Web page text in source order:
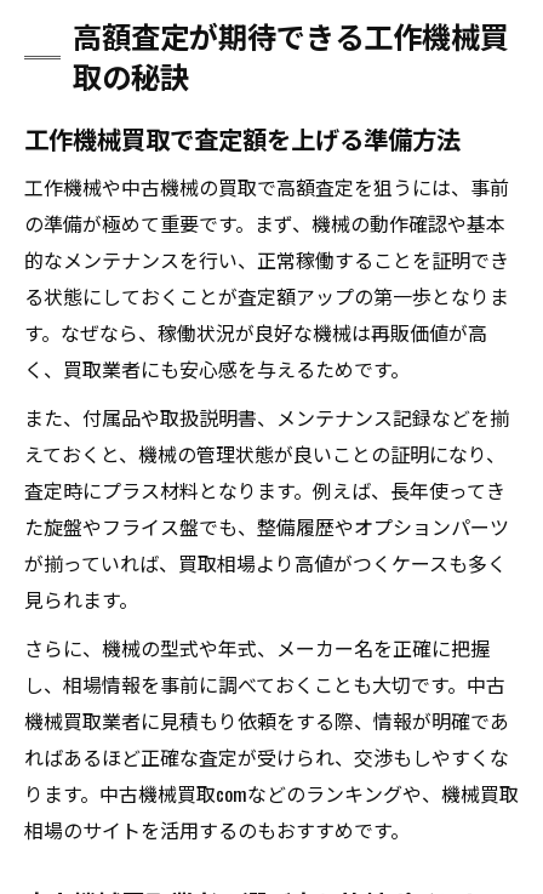
中古機械売却で失敗しないタイミングの見極め
方
工作機械買取に適した売却時期の考え方
中古機械買取ランキングを活かした判断基
市場動向から見る工場機械買取の最適タイ
ミング
買取相場の変動と売却タイミングの関係性
口コミや評判から売り時を見極める方法
工場機械を高く売るための準備ポイント徹底解
説
工作機械買取前に確認すべき整備内容
中古機械買取で評価される付属品とは
工場機械買取で書類管理が重要な理由
中古機械買取com口コミに学ぶ準備術
工場機械買取で写真撮影のポイントを解説
古い機械の買取で価格アップを狙う方法
古い機械買取で高値を狙うコツと工夫点
年式不問でも工作機械買取で評価される条
件
中古機械買取関東・大阪での需要傾向を解
高額査定が期待できる工作機械買
取の秘訣
工作機械買取で査定額を上げる準備方法
工作機械や中古機械の買取で高額査定を狙うには、事前
の準備が極めて重要です。まず、機械の動作確認や基本
的なメンテナンスを行い、正常稼働することを証明でき
る状態にしておくことが査定額アップの第一歩となりま
す。なぜなら、稼働状況が良好な機械は再販価値が高
く、買取業者にも安心感を与えるためです。
また、付属品や取扱説明書、メンテナンス記録などを揃
えておくと、機械の管理状態が良いことの証明になり、
査定時にプラス材料となります。例えば、長年使ってき
た旋盤やフライス盤でも、整備履歴やオプションパーツ
が揃っていれば、買取相場より高値がつくケースも多く
見られます。
さらに、機械の型式や年式、メーカー名を正確に把握
し、相場情報を事前に調べておくことも大切です。中古
機械買取業者に見積もり依頼をする際、情報が明確であ
ればあるほど正確な査定が受けられ、交渉もしやすくな
ります。中古機械買取comなどのランキングや、機械買取
相場のサイトを活用するのもおすすめです。